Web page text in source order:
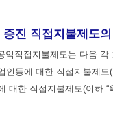
직접지불제도의
익직접지불제도는 다음
인등에 대한 직접지불제도
대한 직접지불제도(이하 “